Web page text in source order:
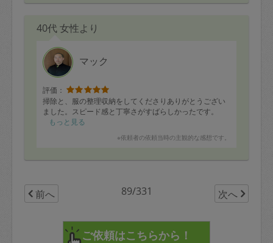
かな？とじんわりしました。またよろしくお願いしま
40代 女性より
マック
評価：
掃除と、服の整理収納をしてくださりありがとうござい
ました。スピード感と丁寧さがすばらしかったです。
もっと見る
※依頼者の依頼当時の主観的な感想です。
前へ 89/331 次へ